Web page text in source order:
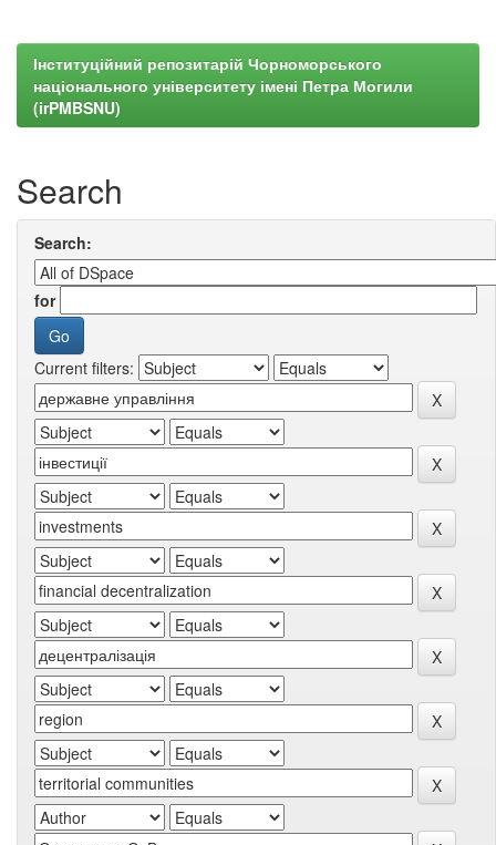
Інституційний репозитарій Чорноморського
національного університету імені Петра Могили
(irPMBSNU)
Search
Search:
for
Current filters: